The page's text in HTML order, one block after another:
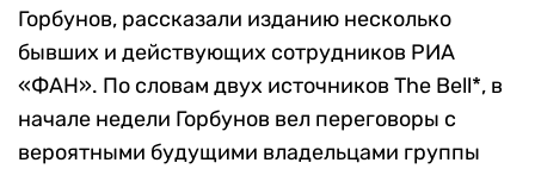
Горбунов, рассказали изданию несколько
бывших и действующих сотрудников РИА
«ФАН». По словам двух источников The Bell*, в
начале недели Горбунов вел переговоры с
вероятными будущими владельцами группы